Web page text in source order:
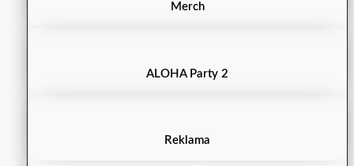
Merch
ALOHA Party 2
Reklama